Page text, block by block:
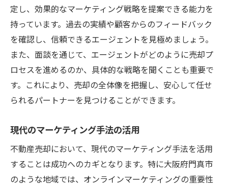
定し、効果的なマーケティング戦略を提案できる能力を
持っています。過去の実績や顧客からのフィードバック
を確認し、信頼できるエージェントを見極めましょう。
また、面談を通じて、エージェントがどのように売却プ
ロセスを進めるのか、具体的な戦略を聞くことも重要で
す。これにより、売却の全体像を把握し、安心して任せ
られるパートナーを見つけることができます。
現代のマーケティング手法の活用
不動産売却において、現代のマーケティング手法を活用
することは成功へのカギとなります。特に大阪府門真市
のような地域では、オンラインマーケティングの重要性